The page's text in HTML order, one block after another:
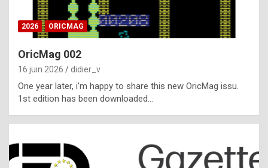
ff
i
l
t
t
s
2026 ORICMAG
OricMag 002
16 juin 2026 didier_v
One year later, i’m happy to share this new OricMag issu.
1st edition has been downloaded…